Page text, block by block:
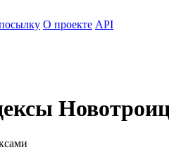
О проекте API